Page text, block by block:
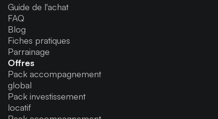
Guide de l'achat
FAQ
Blog
Fiches pratiques
Parrainage
Offres
Pack accompagnement
global
Pack investissement
locatif